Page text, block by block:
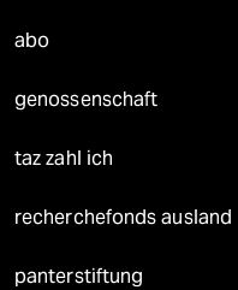
abo
genossenschaft
taz zahl ich
recherchefonds ausland
panterstiftung